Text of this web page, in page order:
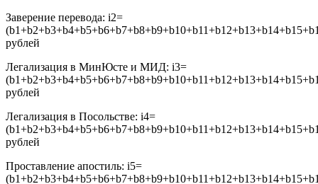
Заверение перевода: i2=
рублей
Легализация в МинЮсте и МИД: i3=
рублей
Легализация в Посольстве: i4=
рублей
Проставление апостиль: i5=